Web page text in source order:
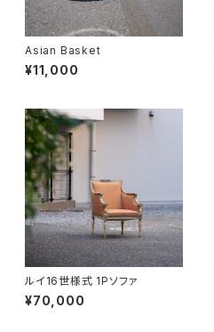
Asian Basket
¥11,000
ルイ16世様式 1Pソファ
¥70,000